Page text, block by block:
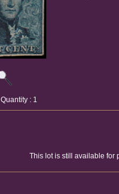
Quantity : 1
This lot is still available for